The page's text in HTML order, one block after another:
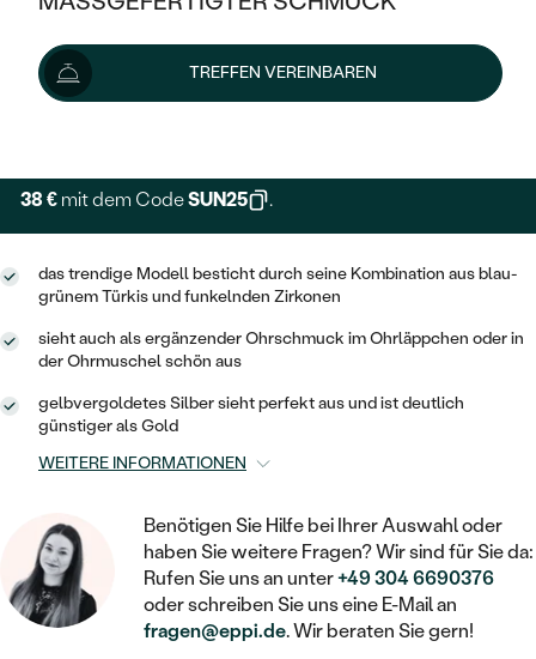
KLASSISCH
MEMOIRE
AUSSERGEWÖHNLICHE
GEHÄMMERTE
MIT FÜLLUNG
IM SET
MIT MEHREREN DIAMANTEN
HALO
VINTAGE
IM SET
AUSSERGEWÖHNLICH
GESTALTE EINEN RING
WÄHLE EINEN RING
DIAMANTEN ZUM EINFASSEN
LAB GROWN DIAMANTEN ZUM
EINFASSEN
AUSVERKAUF
WENN SCHMUCK HILFT
NACH TYP
OHRRINGE
RINGE
ANHÄNGER / KETTEN
ARMBÄNDER
SCHMUCKSET
HERRENSCHMUCK
SCHMUCK FÜR KINDER
BROSCHEN
PLATIN
OHRSTECKER
CREOLEN
SOLITÄR
KINDER
PIERCINGS
GOLD
SILBER
NACH STYL
SOLITÄR
ZUR GEBURT EINES KINDES
PERSONALISIERT
MIT STERNZEICHEN
MINIMALISTISCH
MEDAILLON
KETTEN
AUSVERKAUF
GOLD
SILBER
PLATIN
NACH STYL
MEMOIRE
STATEMENT
SIEGELRINGE
TREFFEN VEREINBAREN
51 €59 € -14 %
Schmuck ist auf Lager. Wir liefern ihn innerhalb von 24
Stunden.
38 € mit dem CodeSUN25 .
das trendige Modell besticht durch seine Kombination aus blau-
grünem Türkis und funkelnden Zirkonen
sieht auch als ergänzender Ohrschmuck im Ohrläppchen oder in
der Ohrmuschel schön aus
gelbvergoldetes Silber sieht perfekt aus und ist deutlich
günstiger als Gold
WEITERE INFORMATIONEN
Benötigen Sie Hilfe bei Ihrer Auswahl oder
haben Sie weitere Fragen? Wir sind für Sie da:
Rufen Sie uns an unter+49 304 6690376
oder schreiben Sie uns eine E-Mail an
fragen@eppi.de. Wir beraten Sie gern!